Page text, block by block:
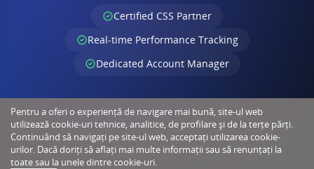
Certified CSS Partner
Real-time Performance Tracking
Dedicated Account Manager
Pentru a oferi o experiență de navigare mai bună, site-ul web
utilizează cookie-uri tehnice, analitice, de profilare și de la terțe părți.
Continuând să navigați pe site-ul web, acceptați utilizarea cookie-
urilor. Dacă doriți să aflați mai multe informații sau să renunțați la
toate sau la unele dintre cookie-uri.